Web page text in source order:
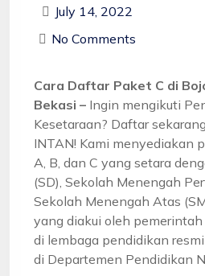
July 14, 2022
No Comments
Cara Daftar Paket C di
Bekasi – Ingin mengikuti
Kesetaraan? Daftar
INTAN! Kami menyediakan
A, B, dan C yang setara
(SD), Sekolah Menengah
Sekolah Menengah Atas
yang diakui oleh
di lembaga pendidikan
di Departemen Pendidikan